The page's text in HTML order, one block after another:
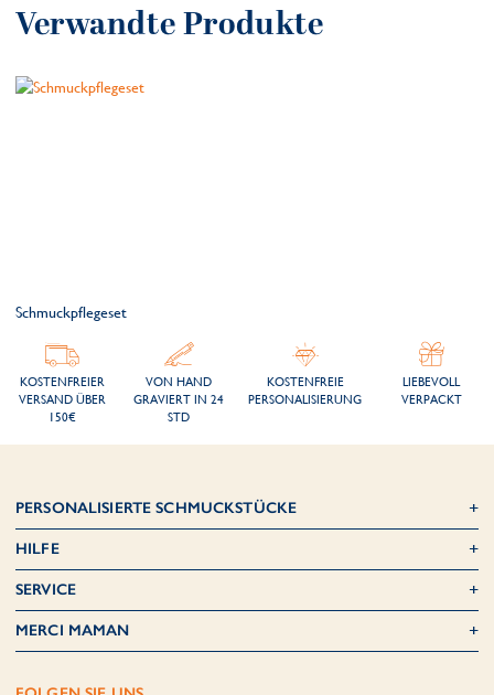
Verwandte Produkte
Schmuckpflegeset
KOSTENFREIER
VERSAND ÜBER
150€
VON HAND
GRAVIERT IN 24
STD
KOSTENFREIE
PERSONALISIERUNG
LIEBEVOLL
VERPACKT
PERSONALISIERTE SCHMUCKSTÜCKE
HILFE
SERVICE
MERCI MAMAN